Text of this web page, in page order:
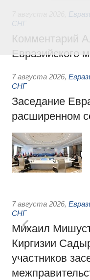
СНГ
Комментарий
Евразийского
7 августа 2026,
СНГ
Заседание
расширенном
7 августа 2026,
СНГ
Михаил
Киргизии
участников